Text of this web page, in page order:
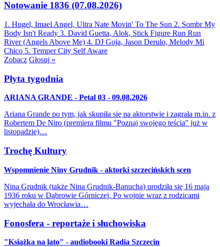
Notowanie 1836 (07.08.2026)
1. Hugel, Imael Angel, Ultra Nate Movin' To The Sun 2. Sombr My
Body Isn't Ready 3. David Guetta, Alok, Stick Figure Run Run
River (Angels Above Me) 4. DJ Goja, Jason Derulo, Melody Mi
Chico 5. Temper City Self Aware
Zobacz Głosuj »
Płyta tygodnia
ARIANA GRANDE - Petal 03 - 09.08.2026
Ariana Grande po tym, jak skupiła się na aktorstwie i zagrała m.in. z
Robertem De Niro (premiera filmu "Poznaj swojego teścia" już w
listopadzie)…
Trochę Kultury
Wspomnienie Niny Grudnik - aktorki szczecińskich scen
Nina Grudnik (także Nina Grudnik-Banucha) urodziła się 16 maja
1936 roku w Dąbrowie Górniczej. Po wojnie wraz z rodzicami
wyjechała do Wrocławia…
Fonosfera - reportaże i słuchowiska
"Książka na lato" - audiobooki Radia Szczecin